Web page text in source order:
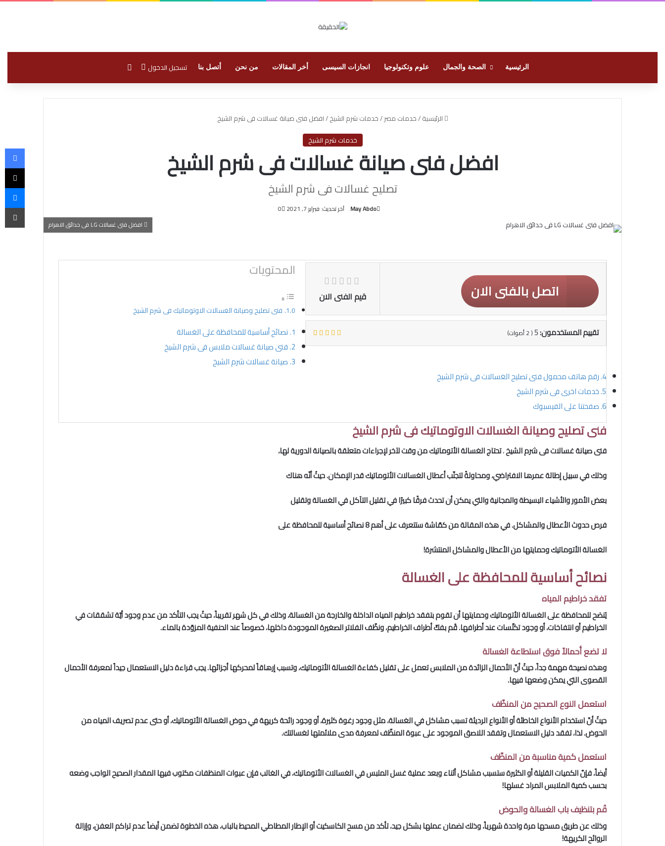
الرئيسية الصحة والجمال علوم وتكنولوجيا انجازات السيسى أخر المقالات من نحن أتصل بنا تسجيل الدخول
الرئيسية/خدمات مصر/خدمات شرم الشيخ/افضل فنى صيانة غسالات فى شرم الشيخ
خدمات شرم الشيخ
افضل فنى صيانة غسالات فى شرم الشيخ
تصليح غسالات فى شرم الشيخ
May Abdo آخر تحديث: فبراير 7, 2021 0
افضل فنى غسالات LG فى حدائق الاهرام
قيم الفنى الان اتصل بالفنى الان
تقييم المستخدمون:5
(
2أصوات)
المحتويات
فنى تصليح وصيانة الغسالات الاوتوماتيك فى شرم الشيخ
نصائح أساسية للمحافظة على الغسالة
فنى صيانة غسالات ملابس فى شرم الشيخ
صيانة غسالات شرم الشيخ
رقم هاتف محمول فنى تصليح الغسالات فى شرم الشيخ
خدمات اخرى فى شرم الشيخ
صفحتنا على الفيسبوك
فنى تصليح وصيانة الغسالات الاوتوماتيك فى شرم الشيخ
فنى صيانة غسالات فى شرم الشيخ،تحتاج الغسالة الأتوماتيك من وقت لآخر لإجراءات متعلقة بالصيانة الدورية لها،
وذلك في سبيل إطالة عمرها الافتراضي، ومحاولةً لتجنّب أعطال الغسالات الأتوماتيك قدر الإمكان. حيثُ أنّه هناك
بعض الأمور والأشياء البسيطة والمجانية والتي يمكن أن تحدث فرقًا كبيرًا في تقليل التآكل في الغسالة وتقليل
فرص حدوث الأعطال والمشاكل. في هذه المقالة من كمّاشة ستتعرف على أهم 8 نصائح أساسية للمحافظة على
الغسالة الأتوماتيك وحمايتها من الأعطال والمشاكل المنتشرة!
نصائح أساسية للمحافظة على الغسالة
تفقد خراطيم المياه
يُنصَح للمحافظة على الغسالة الأتوماتيك وحمايتها أن تقوم بتفقد خراطيم المياه الداخلة والخارجة من الغسالة، وذلك في كل شهر تقريباً، حيثُ يجب التأكد من عدم وجود أيّة تشققات في
الخراطيم أو انتفاخات، أو وجود تكلّسات عند أطرافها. قُم بفكّ أطراف الخراطيم، ونظّف الفلاتر الصغيرة الموجودة داخلها، خصوصاً عند الحنفية المزوّدة بالماء.
لا تضع أحمالاً فوق استطاعة الغسالة
وهذه نصيحة مهمة جداً، حيثُ أنّ الأحمال الزائدة من الملابس تعمل على تقليل كفاءة الغسالة الأتوماتيك، وتسبب إرهاقاً لمحركها أجزائها. يجب قراءة دليل الاستعمال جيداً لمعرفة الأحمال
القصوى التي يمكن وضعها فيها.
استعمل النوع الصحيح من المنظّف
حيثُ أنّ استخدام الأنواع الخاطئة أو الأنواع الرديئة تسبب مشاكل في الغسالة، مثل وجود رغوة كثيرة، أو وجود رائحة كريهة في حوض الغسالة الأتوماتيك، أو حتى عدم تصريف المياه من
الحوض. لذا، تفقد دليل الاستعمال وتفقد اللاصق الموجود على عبوة المنظّف لمعرفة مدى ملائمتها لغسالتك.
استعمل كمية مناسبة من المنظّف
أيضاً، فإنّ الكميات القليلة أو الكثيرة ستسبب مشاكل أثناء وبعد عملية غسل الملبس في الغسالات الأتوماتيك، في الغالب فإن عبوات المنظفات مكتوب فيها المقدار الصحيح الواجب وضعه
بحسب كمية الملابس المراد غسلها!
قُم بتنظيف باب الغسالة والحوض
وذلك عن طريق مسحها مرة واحدة شهرياً، وذلك لضمان عملها بشكل جيد، تأكد من مسح الكاسكيت أو الإطار المطاطي المحيط بالباب، هذه الخطوة تضمن أيضاً عدم تراكم العفن، وإزالة
الروائح الكريهة!
فيسبوك
‫X
ماسنجر
طباعة